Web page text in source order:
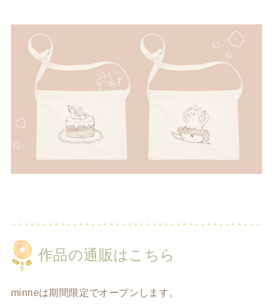
作品の通販はこちら
minneは期間限定でオープンします。